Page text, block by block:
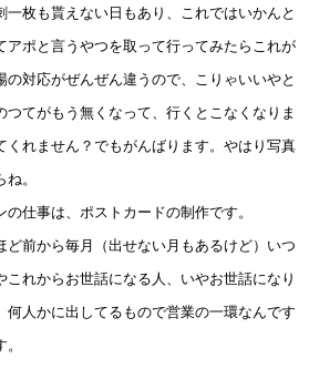
一枚も貰えない日もあり、これではいかんと
アポと言うやつを取って行ってみたらこれが
の対応がぜんぜん違うので、こりゃいいやと
つてがもう無くなって、行くとこなくなりま
くれません？でもがんばります。やはり写真
。
仕事は、ポストカードの制作です。
ど前から毎月（出せない月もあるけど）いつ
これからお世話になる人、いやお世話になり
何人かに出してるもので営業の一環なんです